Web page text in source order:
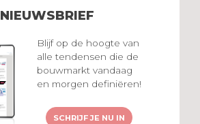
NIEUWSBRIEF
Blijf op de hoogte van
alle tendensen die de
bouwmarkt vandaag
en morgen definiëren!
SCHRIJF JE NU IN